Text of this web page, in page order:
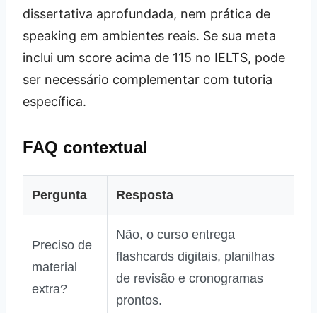
dissertativa aprofundada, nem prática de
speaking em ambientes reais. Se sua meta
inclui um score acima de 115 no IELTS, pode
ser necessário complementar com tutoria
específica.
FAQ contextual
Pergunta Resposta
Preciso de
material
extra?
Não, o curso entrega
flashcards digitais, planilhas
de revisão e cronogramas
prontos.